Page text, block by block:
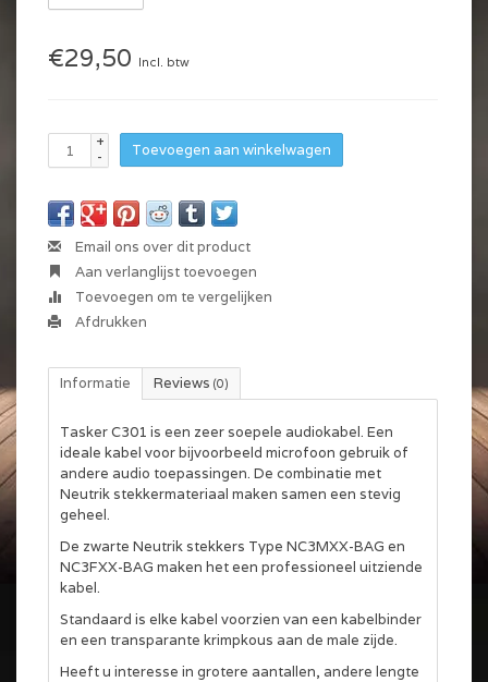
€29,50 Incl. btw
+
-
Toevoegen aan winkelwagen
Email ons over dit product
Aan verlanglijst toevoegen
Toevoegen om te vergelijken
Afdrukken
Informatie Reviews (0)
Tasker C301 is een zeer soepele audiokabel. Een
ideale kabel voor bijvoorbeeld microfoon gebruik of
andere audio toepassingen. De combinatie met
Neutrik stekkermateriaal maken samen een stevig
geheel.
De zwarte Neutrik stekkers Type NC3MXX-BAG en
NC3FXX-BAG maken het een professioneel uitziende
kabel.
Standaard is elke kabel voorzien van een kabelbinder
en een transparante krimpkous aan de male zijde.
Heeft u interesse in grotere aantallen, andere lengte